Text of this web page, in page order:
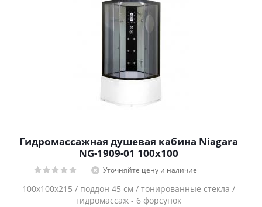
Гидромассажная душевая кабина Niagara
NG-1909-01 100x100
Уточняйте цену и наличие
100х100х215 / поддон 45 см / тонированные стекла /
гидромассаж - 6 форсунок